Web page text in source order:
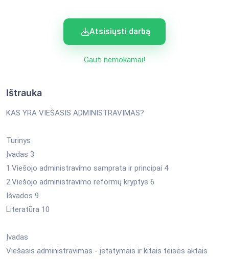
Atsisiųsti darbą
Gauti nemokamai!
Ištrauka
KAS YRA VIEŠASIS ADMINISTRAVIMAS?
Turinys
Įvadas 3
1.Viešojo administravimo samprata ir principai 4
2.Viešojo administravimo reformų kryptys 6
Išvados 9
Literatūra 10
Įvadas
Viešasis administravimas - įstatymais ir kitais teisės aktais